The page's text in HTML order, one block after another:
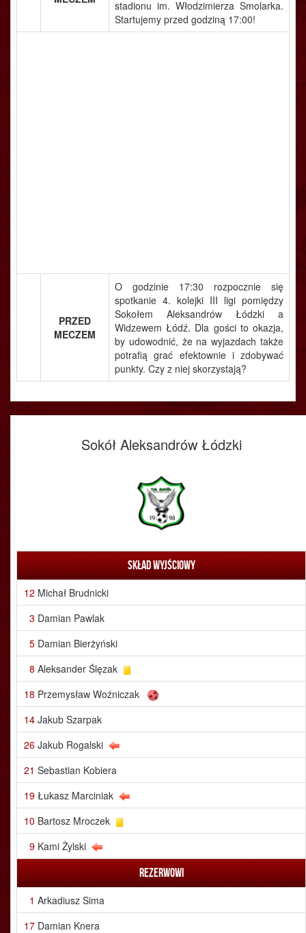
stadionu im. Włodzimierza Smolarka.
Startujemy przed godziną 17:00!
PRZED
MECZEM
O godzinie 17:30 rozpocznie się
spotkanie 4. kolejki III ligi pomiędzy
Sokołem Aleksandrów Łódzki a
Widzewem Łódź. Dla gości to okazja,
by udowodnić, że na wyjazdach także
potrafią grać efektownie i zdobywać
punkty. Czy z niej skorzystają?
Sokół Aleksandrów Łódzki
Skład wyjściowy
12 Michał Brudnicki
3 Damian Pawlak
5 Damian Bierżyński
8 Aleksander Ślęzak
18 Przemysław Woźniczak
14 Jakub Szarpak
26 Jakub Rogalski
21 Sebastian Kobiera
19 Łukasz Marciniak
10 Bartosz Mroczek
9 Kami Żylski
Rezerwowi
1 Arkadiusz Sima
17 Damian Knera